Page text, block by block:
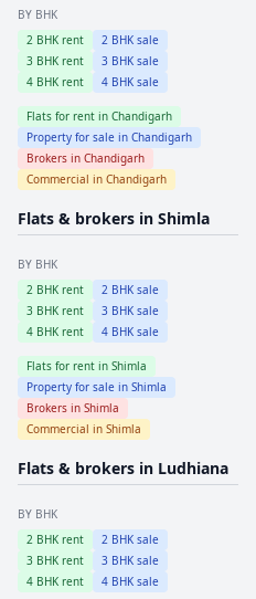
BY BHK
2 BHK rent 2 BHK sale
3 BHK rent 3 BHK sale
4 BHK rent 4 BHK sale
Flats for rent in Chandigarh
Property for sale in Chandigarh
Brokers in Chandigarh
Commercial in Chandigarh
Flats & brokers in Shimla
BY BHK
2 BHK rent 2 BHK sale
3 BHK rent 3 BHK sale
4 BHK rent 4 BHK sale
Flats for rent in Shimla
Property for sale in Shimla
Brokers in Shimla
Commercial in Shimla
Flats & brokers in Ludhiana
BY BHK
2 BHK rent 2 BHK sale
3 BHK rent 3 BHK sale
4 BHK rent 4 BHK sale